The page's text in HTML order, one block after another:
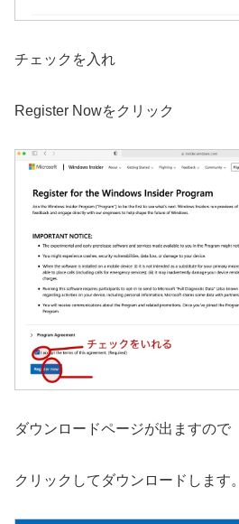
チェックを入れ
Register Nowをクリック
ダウンロードページが出ますので
クリックしてダウンロードします。